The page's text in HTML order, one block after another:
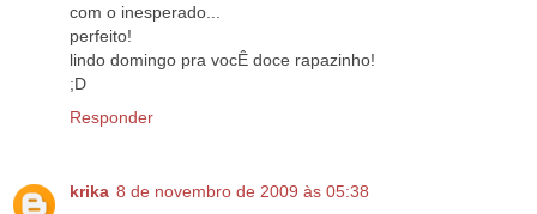
com o inesperado...
perfeito!
lindo domingo pra vocÊ doce rapazinho!
;D
Responder
krika 8 de novembro de 2009 às 05:38